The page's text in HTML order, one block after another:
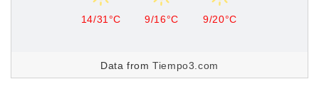
14/31°C 9/16°C 9/20°C
Data fromTiempo3.com